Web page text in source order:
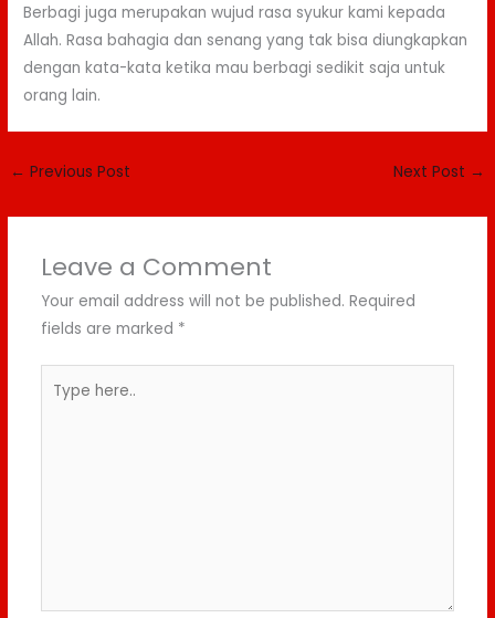
Berbagi juga merupakan wujud rasa syukur kami kepada
Allah. Rasa bahagia dan senang yang tak bisa diungkapkan
dengan kata-kata ketika mau berbagi sedikit saja untuk
orang lain.
← Previous Post Next Post →
Leave a Comment
Your email address will not be published. Required
fields are marked *
here..